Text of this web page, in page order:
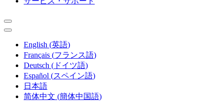
English (英語)
Français (フランス語)
Deutsch ( ドイツ語)
Español (スペイン語)
日本語
简体中文 (簡体中国語)